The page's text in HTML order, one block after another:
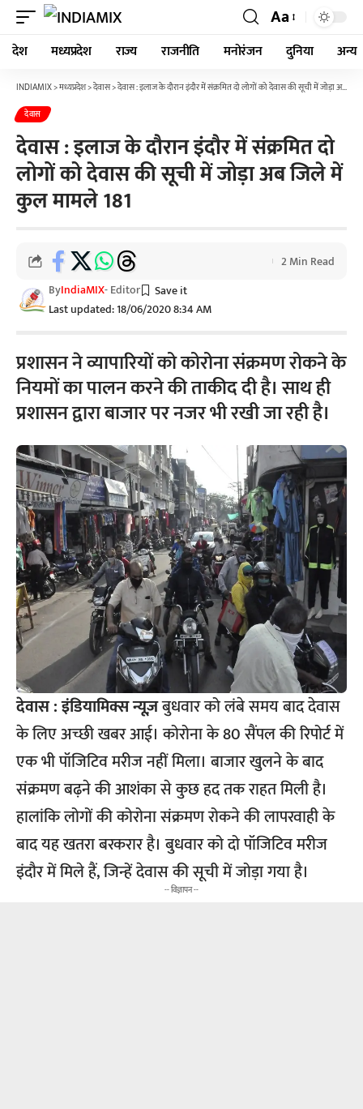
Aa
देश मध्यप्रदेश राज्य राजनीति मनोरंजन दुनिया अन्य
INDIAMIX>मध्यप्रदेश>देवास>देवास : इलाज के दौरान इंदौर में संक्रमित दो लोगों को देवास की सूची में जोड़ा अब जिले में कुल मामले 181
देवास
देवास : इलाज के दौरान इंदौर में संक्रमित दो
लोगों को देवास की सूची में जोड़ा अब जिले में
कुल मामले 181
Last updated: 18/06/2020 8:34 AM
ByIndiaMIX- Editor
2 Min Read
प्रशासन ने व्यापारियों को कोरोना संक्रमण रोकने के
नियमों का पालन करने की ताकीद दी है। साथ ही
प्रशासन द्वारा बाजार पर नजर भी रखी जा रही है।
देवास :इंडियामिक्स न्यूज़बुधवार को लंबे समय बाद देवास
के लिए अच्छी खबर आई। कोरोना के 80 सैंपल की रिपोर्ट में
एक भी पॉजिटिव मरीज नहीं मिला। बाजार खुलने के बाद
संक्रमण बढ़ने की आशंका से कुछ हद तक राहत मिली है।
हालांकि लोगों की कोरोना संक्रमण रोकने की लापरवाही के
बाद यह खतरा बरकरार है। बुधवार को दो पॉजिटिव मरीज
इंदौर में मिले हैं, जिन्हें देवास की सूची में जोड़ा गया है।
-- विज्ञापन --